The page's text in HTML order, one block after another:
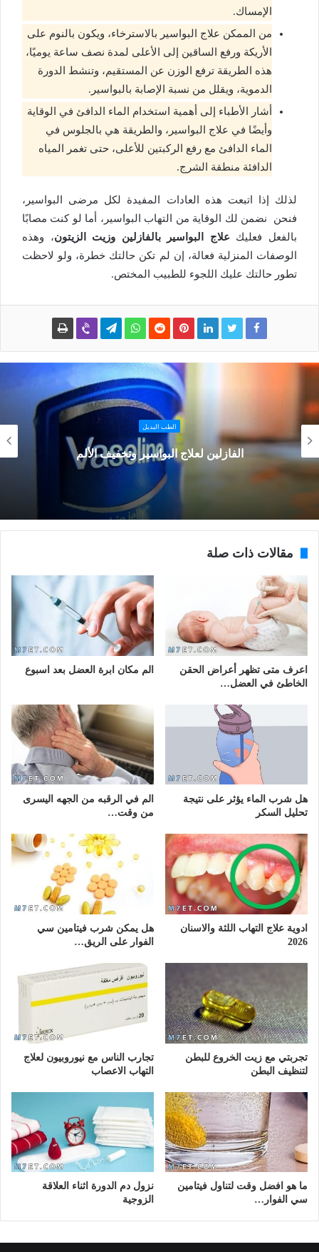
الإمساك.
من الممكن علاج البواسير بالاسترخاء، ويكون بالنوم على
الأريكة ورفع الساقين إلى الأعلى لمدة نصف ساعة يوميًا،
هذه الطريقة ترفع الوزن عن المستقيم، وتنشط الدورة
الدموية، ويقلل من نسبة الإصابة بالبواسير.
أشار الأطباء إلى أهمية استخدام الماء الدافئ في الوقاية
وأيضًا في علاج البواسير، والطريقة هي بالجلوس في
الماء الدافئ مع رفع الركبتين للأعلى، حتى تغمر المياه
الدافئة منطقة الشرج.
لذلك إذا اتبعت هذه العادات المفيدة لكل مرضى البواسير،
فنحن نضمن لك الوقاية من التهاب البواسير، أما لو كنت مصابًا
بالفعل فعليك علاج البواسير بالفازلين وزيت الزيتون، وهذه
الوصفات المنزلية فعالة، إن لم تكن حالتك خطرة، ولو لاحظت
تطور حالتك عليك اللجوء للطبيب المختص.
الطب البديل
الفازلين لعلاج البواسير وتخفيف الألم
مقالات ذات صلة
اعرف متى تظهر أعراض الحقن
الخاطئ في العضل…
الم مكان ابرة العضل بعد اسبوع
هل شرب الماء يؤثر على نتيجة
تحليل السكر
الم في الرقبه من الجهه اليسرى
من وقت…
ادوية علاج التهاب اللثة والاسنان
2026
هل يمكن شرب فيتامين سي
الفوار على الريق…
تجربتي مع زيت الخروع للبطن
لتنظيف البطن
تجارب الناس مع نيوروبيون لعلاج
التهاب الاعصاب
ما هو افضل وقت لتناول فيتامين
سي الفوار…
نزول دم الدورة اثناء العلاقة
الزوجية